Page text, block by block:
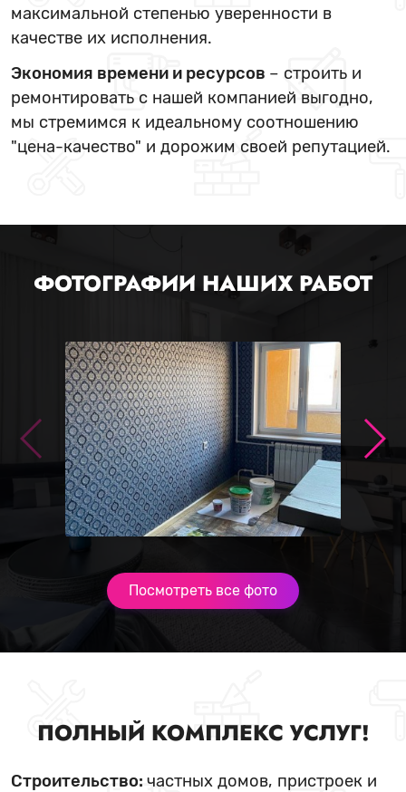
максимальной степенью уверенности в
качестве их исполнения.
Экономия времени и ресурсов – строить и
ремонтировать с нашей компанией выгодно,
мы стремимся к идеальному соотношению
"цена-качество" и дорожим своей репутацией.
ФОТОГРАФИИ НАШИХ РАБОТ
Посмотреть все фото
ПОЛНЫЙ КОМПЛЕКС УСЛУГ!
Строительство: частных домов, пристроек и